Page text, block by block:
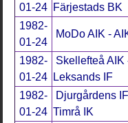
01-24 Färjestads BK
1982-
01-24
MoDo AIK -
1982-
01-24
Skellefteå AIK
Leksands IF
1982-
01-24
Djurgårdens
Timrå IK